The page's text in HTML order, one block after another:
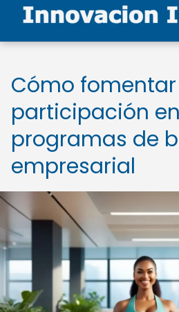
Cómo
participación en
programas de
empresarial